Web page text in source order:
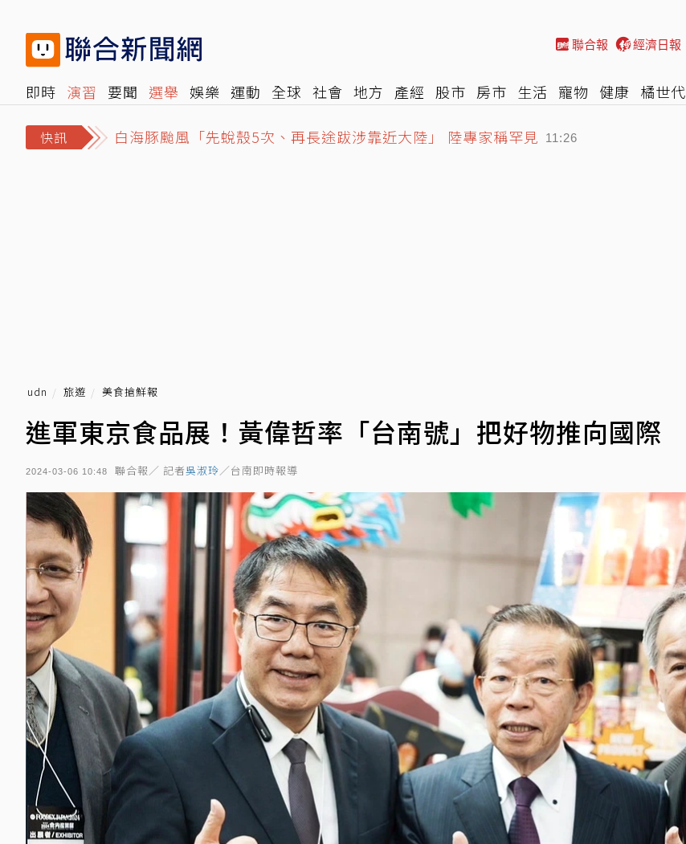
聯合報 經濟日報
即時 演習 要聞 選舉 娛樂 運動 全球 社會 地方 產經 股市 房市 生活 寵物 健康 橘世代
快訊 白海豚颱風「先蛻殼5次、再長途跋涉靠近大陸」 陸專家稱罕見 11:26
udn 旅遊 美食搶鮮報
進軍東京食品展！黃偉哲率「台南號」把好物推向國際
2024-03-06 10:48 聯合報／ 記者吳淑玲／台南即時報導